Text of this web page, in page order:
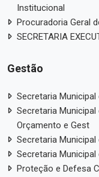
Institucional
Procuradoria Geral
SECRETARIA
Gestão
Secretaria
Secretaria Municipal
Orçamento e Gest
Secretaria Municipal
Secretaria Municipal
Proteção e Defesa